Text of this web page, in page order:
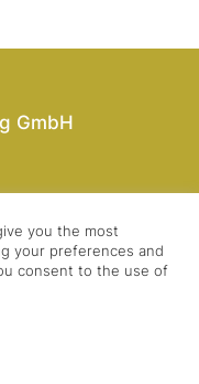
GmbH
you the most
your preferences and
consent to the use of